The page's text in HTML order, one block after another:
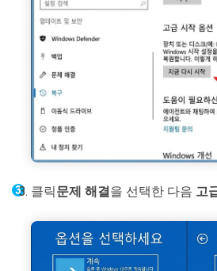
클릭문제 해결을 선택한 다음 고